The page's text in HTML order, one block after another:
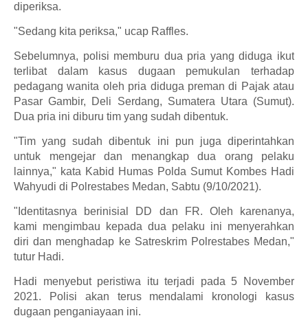
diperiksa.
"Sedang kita periksa," ucap Raffles.
Sebelumnya, polisi memburu dua pria yang diduga ikut
terlibat dalam kasus dugaan pemukulan terhadap
pedagang wanita oleh pria diduga preman di Pajak atau
Pasar Gambir, Deli Serdang, Sumatera Utara (Sumut).
Dua pria ini diburu tim yang sudah dibentuk.
"Tim yang sudah dibentuk ini pun juga diperintahkan
untuk mengejar dan menangkap dua orang pelaku
lainnya," kata Kabid Humas Polda Sumut Kombes Hadi
Wahyudi di Polrestabes Medan, Sabtu (9/10/2021).
"Identitasnya berinisial DD dan FR. Oleh karenanya,
kami mengimbau kepada dua pelaku ini menyerahkan
diri dan menghadap ke Satreskrim Polrestabes Medan,"
tutur Hadi.
Hadi menyebut peristiwa itu terjadi pada 5 November
2021. Polisi akan terus mendalami kronologi kasus
dugaan penganiayaan ini.